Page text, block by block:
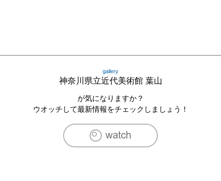
gallery
神奈川県立近代美術館 葉山
が気になりますか？
ウオッチして最新情報をチェックしましょう！